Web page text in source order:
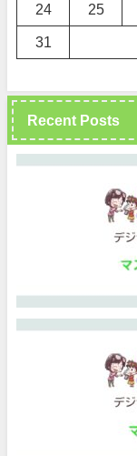
24 25
31
Recent Posts